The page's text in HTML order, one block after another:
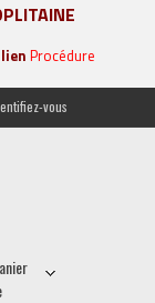
Procédure
vous